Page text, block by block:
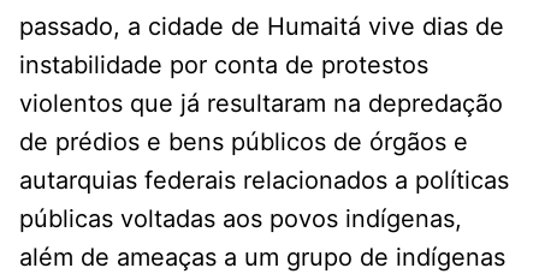
passado, a cidade de Humaitá vive dias de
instabilidade por conta de protestos
violentos que já resultaram na depredação
de prédios e bens públicos de órgãos e
autarquias federais relacionados a políticas
públicas voltadas aos povos indígenas,
além de ameaças a um grupo de indígenas